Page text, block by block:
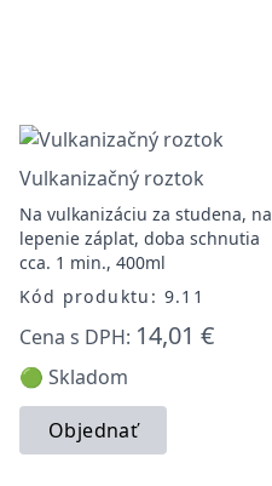
Vulkanizačný roztok
Na vulkanizáciu za studena, na
lepenie záplat, doba schnutia
cca. 1 min., 400ml
Kód produktu: 9.11
Cena s DPH: 14,01 €
🟢 Skladom
Objednať